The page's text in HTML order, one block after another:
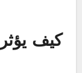
كيف